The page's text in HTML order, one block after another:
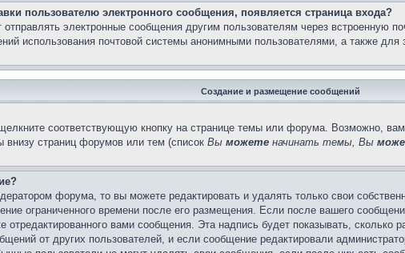
пользователю электронного сообщения, появляется страница входа?
отправлять электронные сообщения другим пользователям через
использования почтовой системы анонимными пользователями, а также
Создание и размещение сообщений
соответствующую кнопку на странице темы или форума. Возможно, вам
страниц форумов или тем (список Вы можете начинать темы, Вы
форума, то вы можете редактировать и удалять только свои
ограниченного времени после его размещения. Если после вашего
вами сообщения. Эта надпись будет показывать, сколько
от других пользователей, и если сообщение редактировали